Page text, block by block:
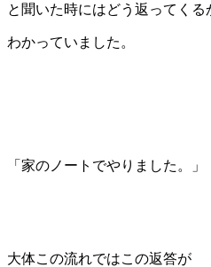
と聞いた時にはどう返ってくる
わかっていました。
「家のノートでやりました。」
大体この流れではこの返答が